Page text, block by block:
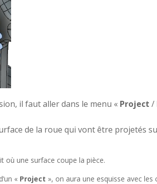
il faut aller dans le menu « Project /
de la roue qui vont être projetés
où une surface coupe la pièce.
« Project », on aura une esquisse avec les